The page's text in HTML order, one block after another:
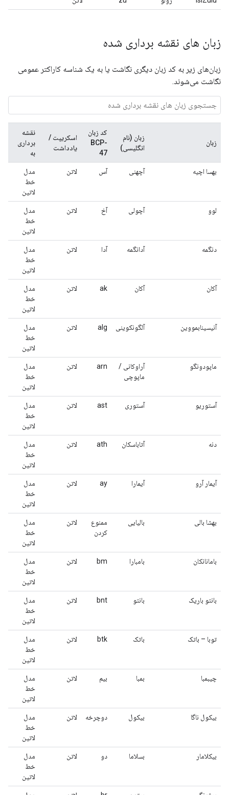
زبان های نقشه برداری شده
زبان‌های زیر به کد زبان دیگری نگاشت یا به یک شناسه کاراکتر عمومی
نگاشت می‌شوند.
زبان
زبان (نام
انگلیسی)
کد زبان
BCP-
47
اسکریپت /
یادداشت
نقشه
برداری
به
بهسا اچیه آچهنی آس لاتن
مدل
خط
لاتین
لوو آچولی آخ لاتن
مدل
خط
لاتین
دنگمه آدانگمه آدا لاتن
مدل
خط
لاتین
آکان آکان ak لاتن
مدل
خط
لاتین
آنیسینابمووین آلگونکوینی alg لاتن
مدل
خط
لاتین
ماپودونگو
آراوکانی /
ماپوچی
arn لاتن
مدل
خط
لاتین
آستوریو آستوری ast لاتن
مدل
خط
لاتین
دنه آتاباسکان ath لاتن
مدل
خط
لاتین
آیمار آرو آیمارا ay لاتن
مدل
خط
لاتین
بهشا بالی بالیایی
ممنوع
کردن
لاتن
مدل
خط
لاتین
بامانانکان بامبارا bm لاتن
مدل
خط
لاتین
بانتو باریک بانتو bnt لاتن
مدل
خط
لاتین
توبا – باتک باتک btk لاتن
مدل
خط
لاتین
چیبمبا بمبا بیم لاتن
مدل
خط
لاتین
بیکول ناگا بیکول دوچرخه لاتن
مدل
خط
لاتین
بیکلامار بسلاما دو لاتن
مدل
خط
لاتین